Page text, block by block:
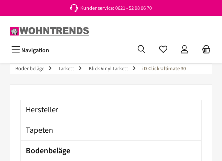
Kundenservice: 0621 - 52 98 06 70
Navigation Du hast 0 Produkte
Bodenbeläge Tarkett Klick Vinyl Tarkett iD Click Ultimate 30
Hersteller
Tapeten
Bodenbeläge